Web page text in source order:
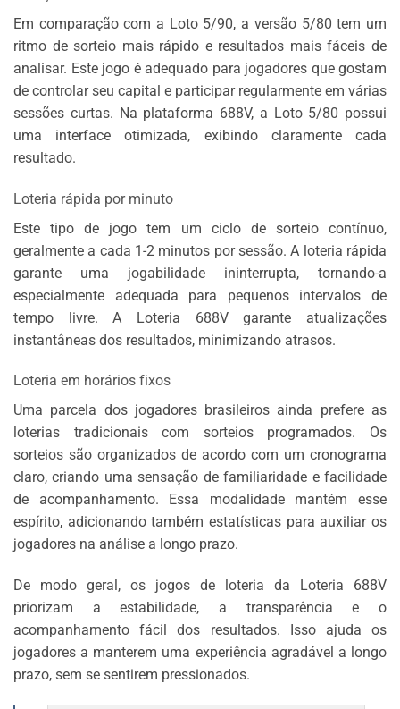
Em comparação com a Loto 5/90, a versão 5/80 tem um
ritmo de sorteio mais rápido e resultados mais fáceis de
analisar. Este jogo é adequado para jogadores que gostam
de controlar seu capital e participar regularmente em várias
sessões curtas. Na plataforma 688V, a Loto 5/80 possui
uma interface otimizada, exibindo claramente cada
resultado.
Loteria rápida por minuto
Este tipo de jogo tem um ciclo de sorteio contínuo,
geralmente a cada 1-2 minutos por sessão. A loteria rápida
garante uma jogabilidade ininterrupta, tornando-a
especialmente adequada para pequenos intervalos de
tempo livre. A Loteria 688V garante atualizações
instantâneas dos resultados, minimizando atrasos.
Loteria em horários fixos
Uma parcela dos jogadores brasileiros ainda prefere as
loterias tradicionais com sorteios programados. Os
sorteios são organizados de acordo com um cronograma
claro, criando uma sensação de familiaridade e facilidade
de acompanhamento. Essa modalidade mantém esse
espírito, adicionando também estatísticas para auxiliar os
jogadores na análise a longo prazo.
De modo geral, os jogos de loteria da Loteria 688V
priorizam a estabilidade, a transparência e o
acompanhamento fácil dos resultados. Isso ajuda os
jogadores a manterem uma experiência agradável a longo
prazo, sem se sentirem pressionados.